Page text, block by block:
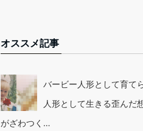
オススメ記事
バービー人形として育て
人形として生きる歪んだ
がざわつく…